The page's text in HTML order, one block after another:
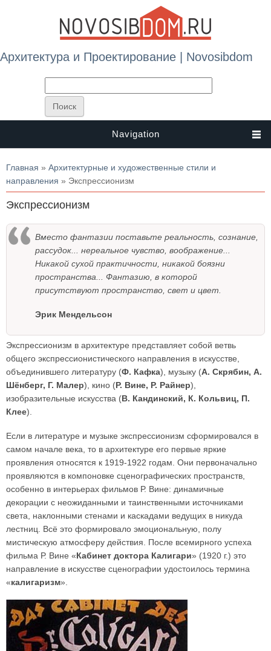
Архитектура и Проектирование | Novosibdom
Navigation
Вы здесь
Главная » Архитектурные и художественные стили и
направления » Экспрессионизм
Экспрессионизм
Вместо фантазии поставьте реальность, сознание,
рассудок... нереальное чувство, воображение...
Никакой сухой практичности, никакой боязни
пространства... Фантазию, в которой
присутствуют пространство, свет и цвет.
Эрик Мендельсон
Экспрессионизм в архитектуре представляет собой ветвь
общего экспрессионистического направления в искусстве,
объединившего литературу (Ф. Кафка), музыку (А. Скрябин, А.
Шёнберг, Г. Малер), кино (Р. Вине, Р. Райнер),
изобразительные искусства (В. Кандинский, К. Кольвиц, П.
Клее).
Если в литературе и музыке экспрессионизм сформировался в
самом начале века, то в архитектуре его первые яркие
проявления относятся к 1919-1922 годам. Они первоначально
проявляются в компоновке сценографических пространств,
особенно в интерьерах фильмов Р. Вине: динамичные
декорации с неожиданными и таинственными источниками
света, наклонными стенами и каскадами ведущих в никуда
лестниц. Всё это формировало эмоциональную, полу
мистическую атмосферу действия. После всемирного успеха
фильма Р. Вине «Кабинет доктора Калигари» (1920 г.) это
направление в искусстве сценографии удостоилось термина
«калигаризм».